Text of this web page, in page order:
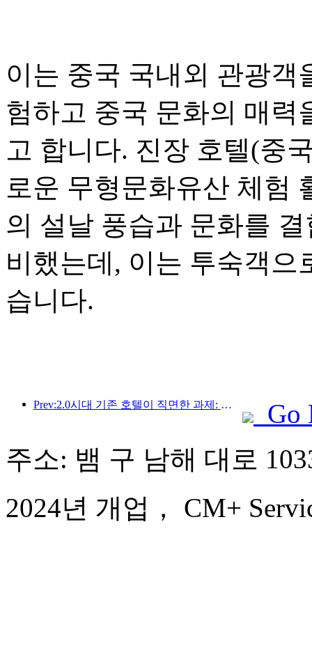
이는 중국 국내외 관광객
험하고 중국 문화의 매력
고 합니다. 진장 호텔(중
로운 무형문화유산 체험
의 설날 풍습과 문화를
비했는데, 이는 투숙객
습니다.
Prev:2.0시대 기존 호텔이 직면한 과제: 업그레이드가 핵심, 진정한 가치 혁신
Go
주소: 뱀 구 남해 대로
2024년 개업， CM+